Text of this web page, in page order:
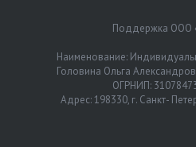
Поддержка ООО
Наименование:
Головина Ольга
ОГРНИП:
Адрес: 198330, г. Санкт-